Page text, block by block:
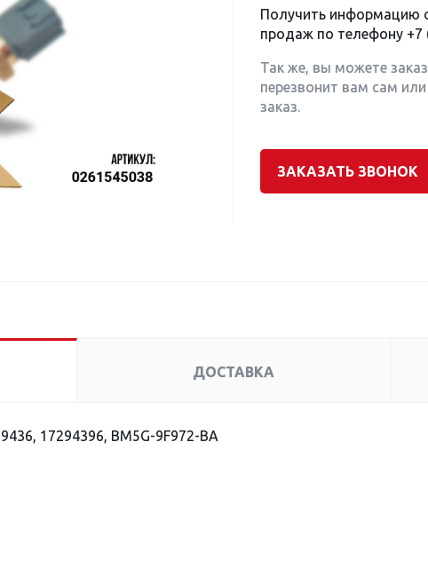
Получить информацию
продаж по телефону +7
Так же, вы можете
перезвонит вам сам
заказ.
ЗАКАЗАТЬ ЗВОНОК
ДОСТАВКА
17294396, BM5G-9F972-BA